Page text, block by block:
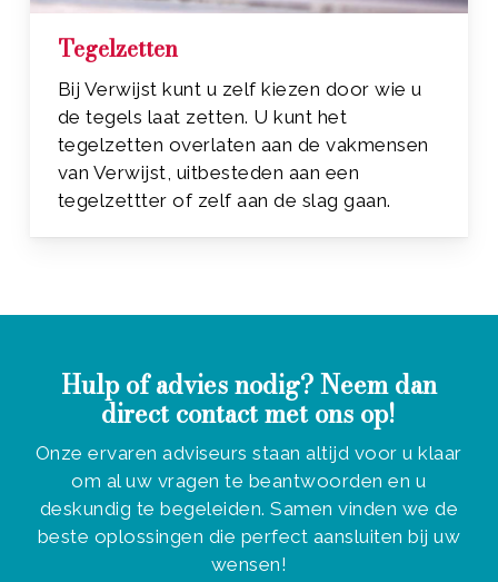
Tegelzetten
Bij Verwijst kunt u zelf kiezen door wie u
de tegels laat zetten. U kunt het
tegelzetten overlaten aan de vakmensen
van Verwijst, uitbesteden aan een
tegelzettter of zelf aan de slag gaan.
Hulp of advies nodig? Neem dan
direct contact met ons op!
Onze ervaren adviseurs staan altijd voor u klaar
om al uw vragen te beantwoorden en u
deskundig te begeleiden. Samen vinden we de
beste oplossingen die perfect aansluiten bij uw
wensen!